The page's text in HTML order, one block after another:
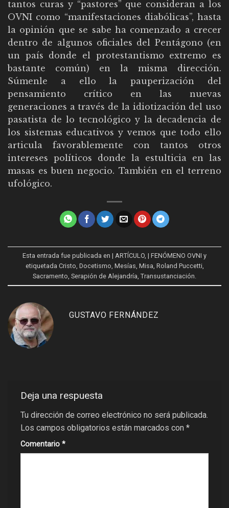
tantos curas y “pastores” que consideran a los
OVNI como “manifestaciones diabólicas”, hasta
la opinión que se sabe ha comenzado a crecer
dentro de algunos oficiales del Pentágono (en
un país donde el protestantismo extremo es
bastante común) en la misma dirección.
Súmenle a ello la pauperización del
pensamiento crítico en las nuevas
generaciones a través de la idiotización del uso
pasatista de lo tecnológico y la decadencia de
los sistemas educativos y vemos que todo ello
articula favorablemente con tantos otros
intereses políticos donde la estulticia en las
masas es buen negocio. También en el terreno
ufológico.
Esta entrada fue publicada en | ARTÍCULO | FENÓMENO OVNI y
etiquetada Cristo Docetismo Mesías Misa Roland Puccetti
Sacramento Serapión de Alejandría Transustanciación
GUSTAVO FERNÁNDEZ
Deja una respuesta
Tu dirección de correo electrónico no será publicada.
Los campos obligatorios están marcados con *
Comentario *